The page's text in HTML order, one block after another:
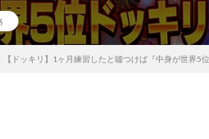
【ドッキリ】1ヶ月練習したと噓つけば『中身が世界